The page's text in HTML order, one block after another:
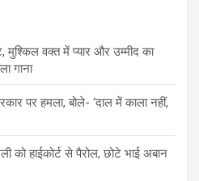
मुश्किल वक्त में प्यार और उम्मीद का
गाना
पर हमला, बोले- ‘दाल में काला नहीं,
हाईकोर्ट से पैरोल, छोटे भाई अबान